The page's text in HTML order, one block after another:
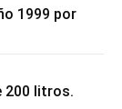
1999 por
200 litros.